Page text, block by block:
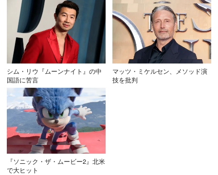
シム・リウ『ムーンナイト』の中
国語に苦言
マッツ・ミケルセン、メソッド演
技を批判
『ソニック・ザ・ムービー2』北米
で大ヒット